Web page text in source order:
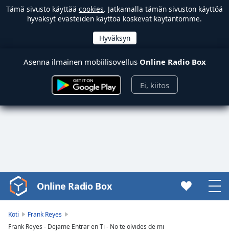
Tämä sivusto käyttää cookies. Jatkamalla tämän sivuston käyttöä
hyväksyt evästeiden käyttöä koskevat käytäntömme.
Asenna ilmainen mobiilisovellus Online Radio Box
Ei, kiitos
Video
Player
loading.
Online Radio Box
Koti
Frank Reyes
Frank Reyes - Dejame Entrar en Ti - No te olvides de mi